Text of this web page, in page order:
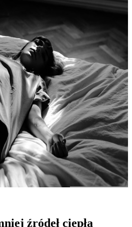
źródeł ciepła